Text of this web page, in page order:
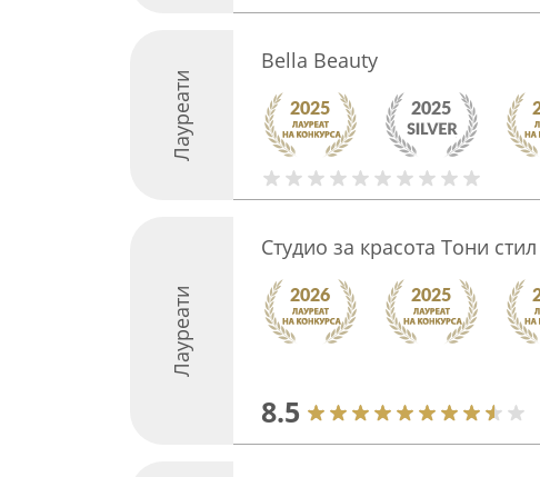
Лауреати
Bella Beauty
Лауреати
Студио за красота Тони стил
8.5